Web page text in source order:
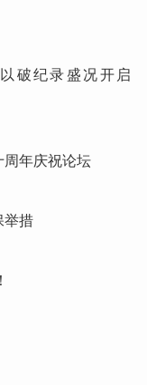
破纪录盛况开启
年庆祝论坛
措